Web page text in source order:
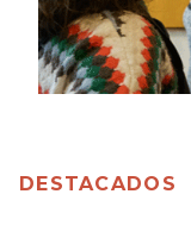
DESTACADOS